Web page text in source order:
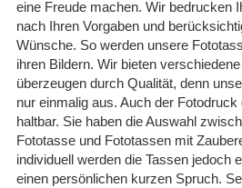
eine Freude machen. Wir bedrucken
nach Ihren Vorgaben und
Wünsche. So werden unsere
ihren Bildern. Wir bieten
überzeugen durch Qualität, denn
nur einmalig aus. Auch der
haltbar. Sie haben die Auswahl
Fototasse und Fototassen mit
individuell werden die Tassen jedoch
einen persönlichen kurzen Spruch.